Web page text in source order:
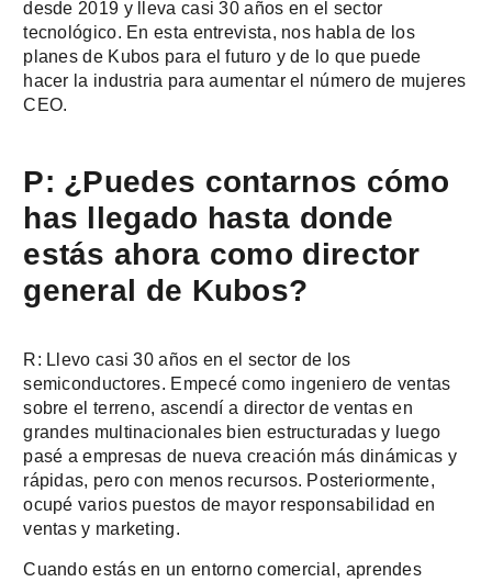
desde 2019 y lleva casi 30 años en el sector
tecnológico. En esta entrevista, nos habla de los
planes de Kubos para el futuro y de lo que puede
hacer la industria para aumentar el número de mujeres
CEO.
P: ¿Puedes contarnos cómo
has llegado hasta donde
estás ahora como director
general de Kubos?
R: Llevo casi 30 años en el sector de los
semiconductores. Empecé como ingeniero de ventas
sobre el terreno, ascendí a director de ventas en
grandes multinacionales bien estructuradas y luego
pasé a empresas de nueva creación más dinámicas y
rápidas, pero con menos recursos. Posteriormente,
ocupé varios puestos de mayor responsabilidad en
ventas y marketing.
Cuando estás en un entorno comercial, aprendes